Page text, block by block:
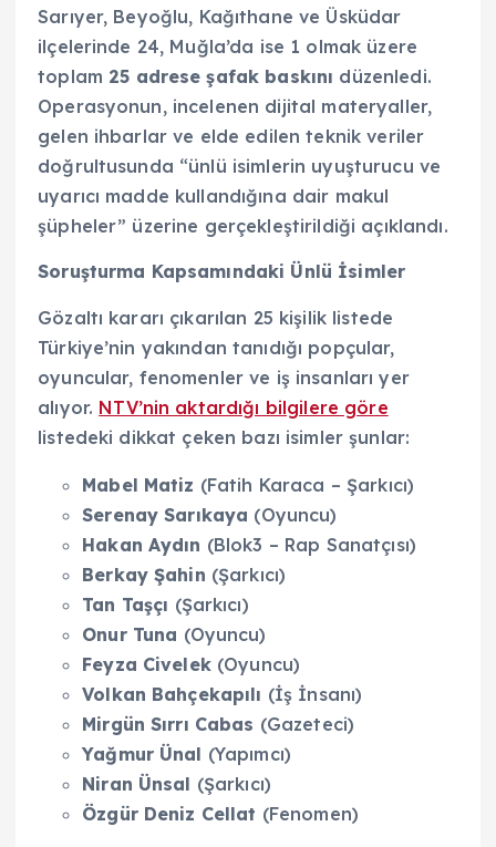
Sarıyer, Beyoğlu, Kağıthane ve Üsküdar
ilçelerinde 24, Muğla’da ise 1 olmak üzere
toplam 25 adrese şafak baskını düzenledi.
Operasyonun, incelenen dijital materyaller,
gelen ihbarlar ve elde edilen teknik veriler
doğrultusunda “ünlü isimlerin uyuşturucu ve
uyarıcı madde kullandığına dair makul
şüpheler” üzerine gerçekleştirildiği açıklandı.
Soruşturma Kapsamındaki Ünlü İsimler
Gözaltı kararı çıkarılan 25 kişilik listede
Türkiye’nin yakından tanıdığı popçular,
oyuncular, fenomenler ve iş insanları yer
alıyor. NTV’nin aktardığı bilgilere göre
listedeki dikkat çeken bazı isimler şunlar:
Mabel Matiz (Fatih Karaca – Şarkıcı)
Serenay Sarıkaya (Oyuncu)
Hakan Aydın (Blok3 – Rap Sanatçısı)
Berkay Şahin (Şarkıcı)
Tan Taşçı (Şarkıcı)
Onur Tuna (Oyuncu)
Feyza Civelek(Oyuncu)
Volkan Bahçekapılı (İş İnsanı)
Mirgün Sırrı Cabas (Gazeteci)
Yağmur Ünal (Yapımcı)
Niran Ünsal (Şarkıcı)
Özgür Deniz Cellat (Fenomen)